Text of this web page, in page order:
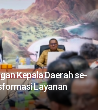
Kepala Daerah se-
Layanan